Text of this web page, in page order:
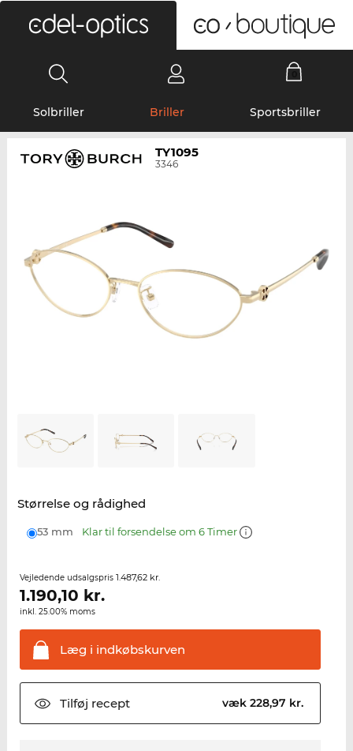
Solbriller Briller Sportsbriller
TY1095
3346
Størrelse og rådighed
53 mm Klar til forsendelse om 6 Timer
Vejledende udsalgspris 1.487,62 kr.
1.190,10 kr.
inkl. 25.00% moms
Læg i indkøbskurven
Tilføj recept væk 228,97 kr.